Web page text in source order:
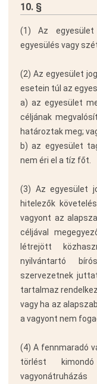
10. §
(1) Az egyesület
egyesülés vagy
(2) Az egyesület
esetein túl az
a) az egyesület
céljának
határoztak meg;
b) az egyesület
nem éri el a tíz főt.
(3) Az egyesület
hitelezők
vagyont az
céljával
létrejött
nyilvántartó
szervezetnek
tartalmaz
vagy ha az
a vagyont nem
(4) A fennmaradó
törlést